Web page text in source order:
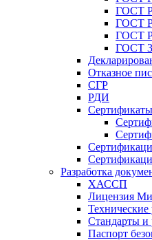
ГОСТ Р
ГОСТ Р
ГОСТ Р
ГОСТ
Отказное
СГР
РДИ
Разработка
ХАССП
Лицензия
Технические
Стандарты и
Паспорт